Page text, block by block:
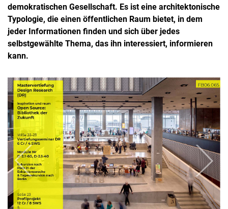
Kontakte
Semesterinformationen
Newsletter
Stellenausschreibungen
Presse- und Öffentlichkeitsarbeit
Webredaktion
Webseite R:ein
demokratischen Gesellschaft. Es ist eine architektonische
Typologie, die einen öffentlichen Raum bietet, in dem
jeder Informationen finden und sich über jedes
selbstgewählte Thema, das ihn interessiert, informieren
kann.
zurück weiter